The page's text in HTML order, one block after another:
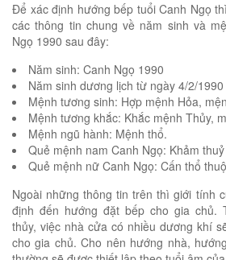
Để xác định hướng bếp tuổi Canh Ngọ
các thông tin chung về năm sinh và
Ngọ 1990 sau đây:
Năm sinh: Canh Ngọ 1990
Năm sinh dương lịch từ ngày 4/2/
Mệnh tương sinh: Hợp mệnh Hỏa,
Mệnh tương khắc: Khắc mệnh Thủy,
Mệnh ngũ hành: Mệnh thổ.
Quẻ mệnh nam Canh Ngọ: Khảm
Quẻ mệnh nữ Canh Ngọ: Cấn thổ
Ngoài những thông tin trên thì giới tính
định đến hướng đặt bếp cho gia chủ.
thủy, việc nhà cửa có nhiều dương khí
cho gia chủ. Cho nên hướng nhà,